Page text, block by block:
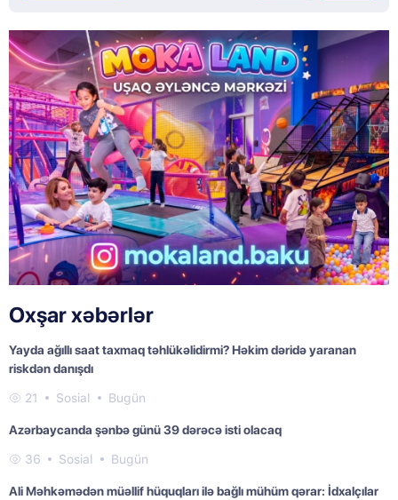
Oxşar xəbərlər
Yayda ağıllı saat taxmaq təhlükəlidirmi? Həkim dəridə yaranan
riskdən danışdı
21 Sosial Bugün
Azərbaycanda şənbə günü 39 dərəcə isti olacaq
36 Sosial Bugün
Ali Məhkəmədən müəllif hüquqları ilə bağlı mühüm qərar: İdxalçılar